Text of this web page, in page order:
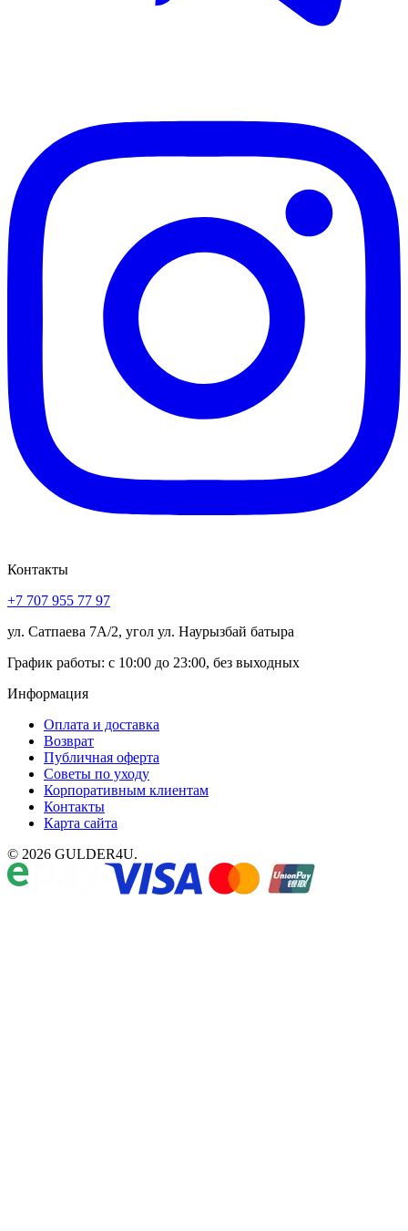
Контакты
+7 707 955 77 97
ул. Сатпаева 7А/2, угол ул. Наурызбай батыра
График работы: с 10:00 до 23:00, без выходных
Информация
Оплата и доставка
Возврат
Публичная оферта
Советы по уходу
Корпоративным клиентам
Контакты
Карта сайта
© 2026 GULDER4U.